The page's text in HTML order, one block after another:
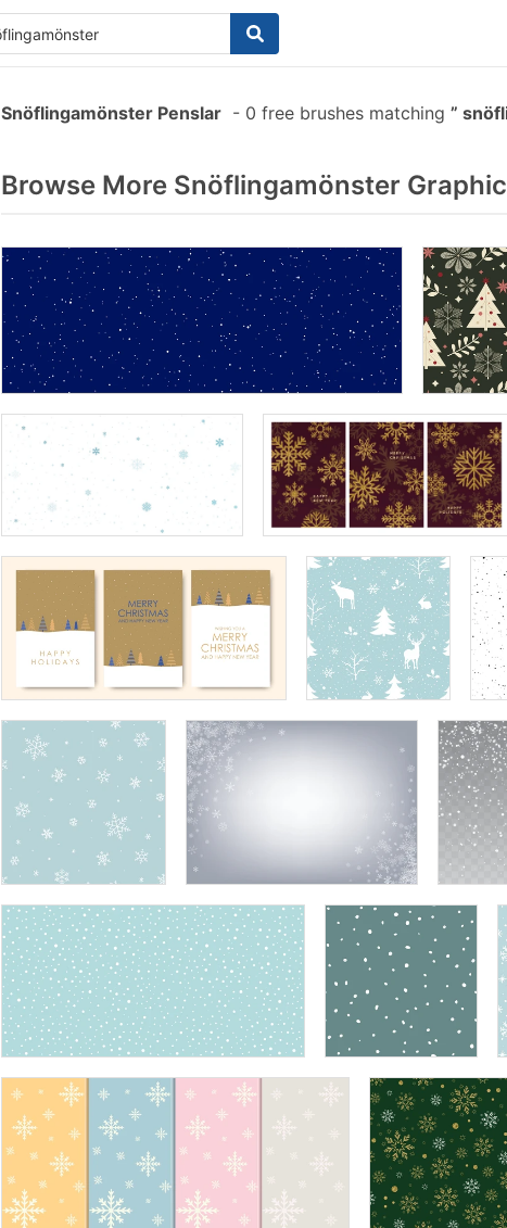
Snöflingamönster Penslar - 0 free brushes matching
Browse More Snöflingamönster